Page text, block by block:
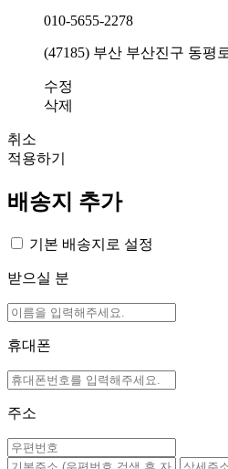
010-5655-2278
(47185) 부산 부산진구 동평
수정
삭제
취소
적용하기
배송지 추가
기본 배송지로 설정
받으실 분
휴대폰
주소